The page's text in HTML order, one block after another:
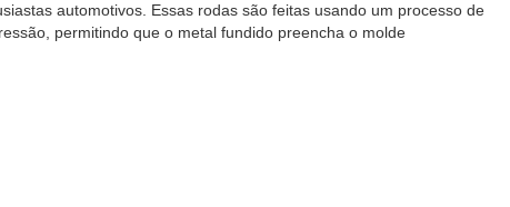
automotivos. Essas rodas são feitas usando um processo de
permitindo que o metal fundido preencha o molde